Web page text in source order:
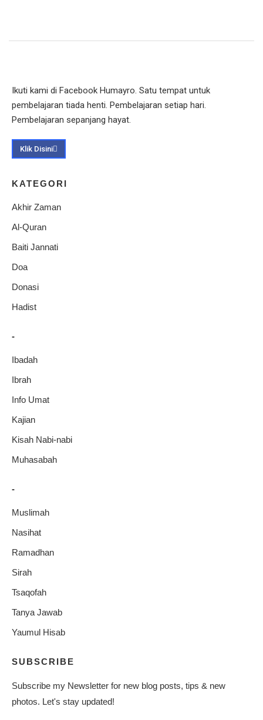
Ikuti kami di Facebook Humayro. Satu tempat untuk
pembelajaran tiada henti. Pembelajaran setiap hari.
Pembelajaran sepanjang hayat.
Klik Disini
KATEGORI
Akhir Zaman
Al-Quran
Baiti Jannati
Doa
Donasi
Hadist
-
Ibadah
Ibrah
Info Umat
Kajian
Kisah Nabi-nabi
Muhasabah
-
Muslimah
Nasihat
Ramadhan
Sirah
Tsaqofah
Tanya Jawab
Yaumul Hisab
SUBSCRIBE
Subscribe my Newsletter for new blog posts, tips & new
photos. Let's stay updated!